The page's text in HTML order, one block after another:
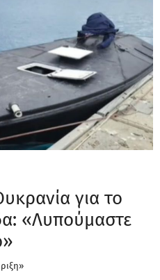
για το
«Λυπούμαστε